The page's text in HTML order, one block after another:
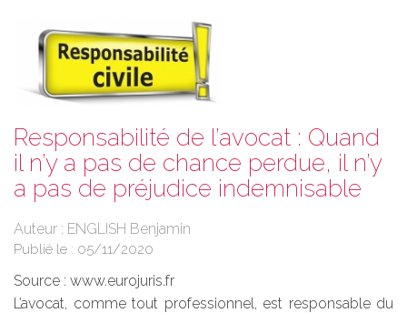
Responsabilité de l’avocat : Quand
il n’y a pas de chance perdue, il n’y
a pas de préjudice indemnisable
Auteur : ENGLISH Benjamin
Publié le : 05/11/2020
Source : www.eurojuris.fr
L’avocat, comme tout professionnel, est responsable du